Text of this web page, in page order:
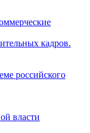
кадров.
российского
власти